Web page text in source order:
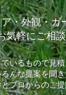
・外観・ガ
気軽にご相
いるもので見
ろんな提案を聞
プロからのご